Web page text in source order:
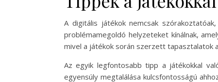
A digitális játékok nemcsak
problémamegoldó helyzeteket kínálnak,
mivel a játékok során szerzett tapasztalatok
Az egyik legfontosabb tipp a játékokkal
egyensúly megtalálása kulcsfontosságú